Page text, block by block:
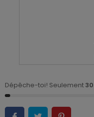
Dépêche-toi! Seulement30